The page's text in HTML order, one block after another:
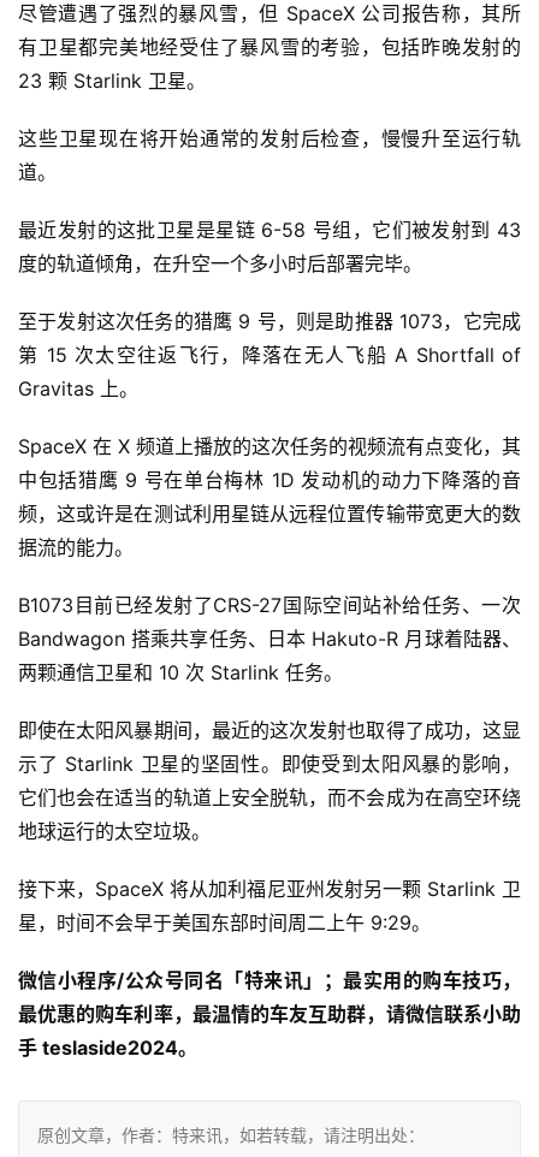
尽管遭遇了强烈的暴风雪，但 SpaceX 公司报告称，其所
有卫星都完美地经受住了暴风雪的考验，包括昨晚发射的
23 颗 Starlink 卫星。
这些卫星现在将开始通常的发射后检查，慢慢升至运行轨
道。
最近发射的这批卫星是星链 6-58 号组，它们被发射到 43
度的轨道倾角，在升空一个多小时后部署完毕。
至于发射这次任务的猎鹰 9 号，则是助推器 1073，它完成
第 15 次太空往返飞行，降落在无人飞船 A Shortfall of
Gravitas 上。
SpaceX 在 X 频道上播放的这次任务的视频流有点变化，其
中包括猎鹰 9 号在单台梅林 1D 发动机的动力下降落的音
频，这或许是在测试利用星链从远程位置传输带宽更大的数
据流的能力。
B1073目前已经发射了CRS-27国际空间站补给任务、一次
Bandwagon 搭乘共享任务、日本 Hakuto-R 月球着陆器、
两颗通信卫星和 10 次 Starlink 任务。
即使在太阳风暴期间，最近的这次发射也取得了成功，这显
示了 Starlink 卫星的坚固性。即使受到太阳风暴的影响，
它们也会在适当的轨道上安全脱轨，而不会成为在高空环绕
地球运行的太空垃圾。
接下来，SpaceX 将从加利福尼亚州发射另一颗 Starlink 卫
星，时间不会早于美国东部时间周二上午 9:29。
微信小程序/公众号同名「特来讯」；最实用的购车技巧，
最优惠的购车利率，最温情的车友互助群，请微信联系小助
手 teslaside2024。
原创文章，作者：特来讯，如若转载，请注明出处：